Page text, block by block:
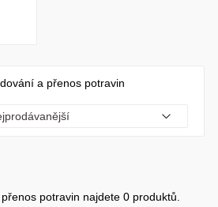
a přenos potravin
potravin najdete 0 produktů.